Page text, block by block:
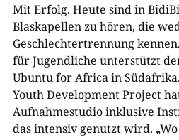
Mit Erfolg. Heute sind in
Blaskapellen zu hören, die
Geschlechtertrennung
für Jugendliche unterstützt
Ubuntu for Africa in
Youth Development Project
Aufnahmestudio inklusive
das intensiv genutzt wird.